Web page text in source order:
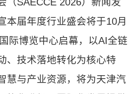
本届年度行业盛会将于10月
际博览中心启幕，以AI全链
、技术落地转化为核心特
慧与产业资源，将为天津汽